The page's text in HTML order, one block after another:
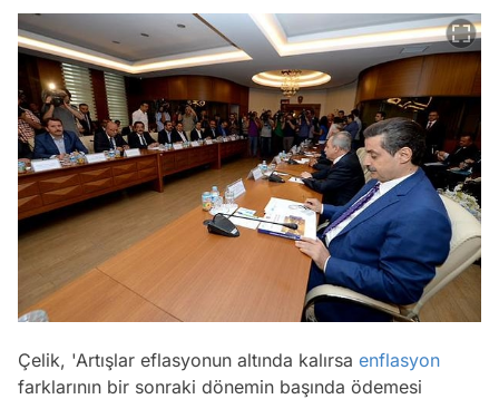
Çelik, 'Artışlar eflasyonun altında kalırsa enflasyon
farklarının bir sonraki dönemin başında ödemesi